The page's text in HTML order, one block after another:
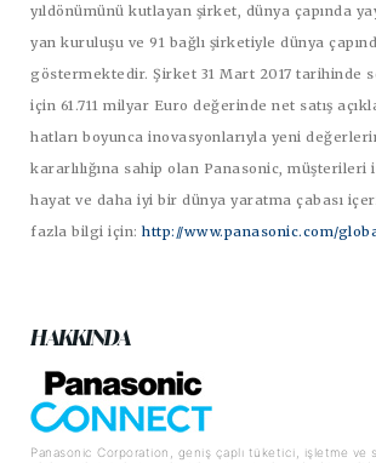
yıldönümünü kutlayan şirket, dünya çapında
yan kuruluşu ve 91 bağlı şirketiyle dünya
göstermektedir. Şirket 31 Mart 2017 tarihinde
için 61.711 milyar Euro değerinde net satış
hatları boyunca inovasyonlarıyla yeni
kararlılığına sahip olan Panasonic, müşterileri
hayat ve daha iyi bir dünya yaratma çabası
fazla bilgi için: http://www.panasonic.com/
HAKKINDA
Panasonic Corporation, geniş çaplı tüketici, işletme ve